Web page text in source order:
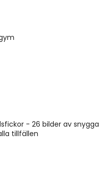
- 26 bilder av snygga
tillfällen